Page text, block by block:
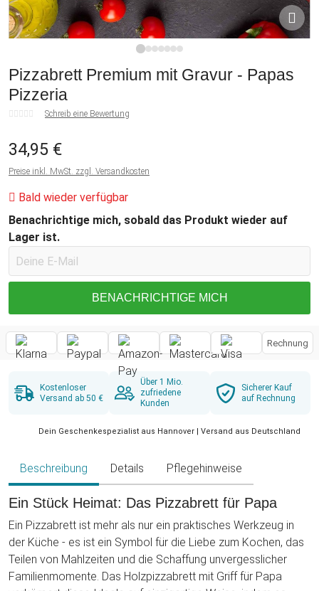
Pizzabrett Premium mit Gravur - Papas
Pizzeria
Schreib eine Bewertung
34,95 €
Preise inkl. MwSt. zzgl. Versandkosten
Bald wieder verfügbar
Benachrichtige mich, sobald das Produkt wieder auf
Lager ist.
BENACHRICHTIGE MICH
Rechnung
Kostenloser
Versand ab 50 €
Über 1 Mio.
zufriedene
Kunden
Sicherer Kauf
auf Rechnung
Dein Geschenkespezialist aus Hannover | Versand aus Deutschland
Beschreibung Details Pflegehinweise
Ein Stück Heimat: Das Pizzabrett für Papa
Ein Pizzabrett ist mehr als nur ein praktisches Werkzeug in
der Küche - es ist ein Symbol für die Liebe zum Kochen, das
Teilen von Mahlzeiten und die Schaffung unvergesslicher
Familienmomente. Das Holzpizzabrett mit Griff für Papa